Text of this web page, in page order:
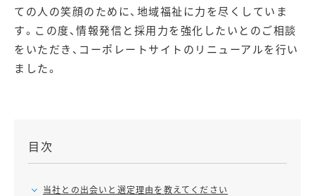
ての人の笑顔のために、地域福祉に力を尽くしていま
す。この度、 情報発信と採用力を強化したいとのご相談
をいただき、コーポレートサイトのリニューアルを行い
ました。
目次
当社との出会いと選定理由を教えてください